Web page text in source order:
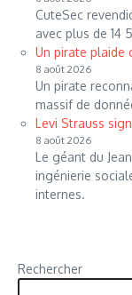
CuteSec
avec plus de 14
Un pirate plaide
8 août 2026
Un pirate
massif de
Levi Strauss
8 août 2026
Le géant du
ingénierie
internes.
Rechercher